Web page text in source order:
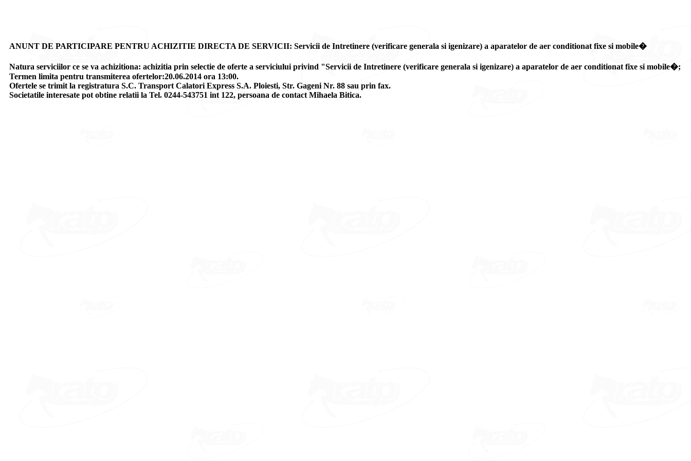
ANUNT DE PARTICIPARE PENTRU ACHIZITIE DIRECTA DE SERVICII: Servicii de Intretinere (verificare generala si igenizare) a aparatelor de aer conditionat fixe si mobile�
Natura serviciilor ce se va achizitiona: achizitia prin selectie de oferte a serviciului privind "Servicii de Intretinere (verificare generala si igenizare) a aparatelor de aer conditionat fixe si mobile�;
Termen limita pentru transmiterea ofertelor:20.06.2014 ora 13:00.
Ofertele se trimit la registratura S.C. Transport Calatori Express S.A. Ploiesti, Str. Gageni Nr. 88 sau prin fax.
Societatile interesate pot obtine relatii la Tel. 0244-543751 int 122, persoana de contact Mihaela Bitica.